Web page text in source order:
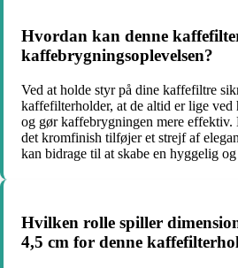
Hvordan kan denne
kaffebrygningsoplevelsen?
Ved at holde styr på dine kaffefiltre
kaffefilterholder, at de altid er lige ved
og gør kaffebrygningen mere
det kromfinish tilføjer et strejf af
kan bidrage til at skabe en hyggelig
Hvilken rolle spiller
4,5 cm for denne